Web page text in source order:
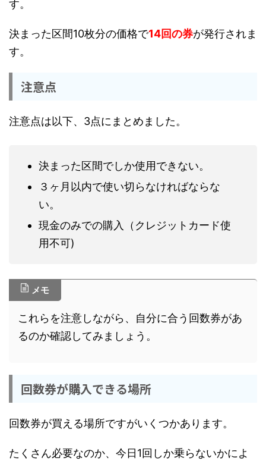
す。
決まった区間10枚分の価格で14回の券が発行されま
す。
注意点
注意点は以下、3点にまとめました。
決まった区間でしか使用できない。
３ヶ月以内で使い切らなければならな
い。
現金のみでの購入（クレジットカード使
用不可)
メモ
これらを注意しながら、自分に合う回数券があ
るのか確認してみましょう。
回数券が購入できる場所
回数券が買える場所ですがいくつかあります。
たくさん必要なのか、今日1回しか乗らないかによ